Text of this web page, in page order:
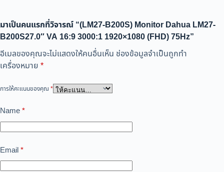
มาเป็นคนแรกที่วิจารณ์ “(LM27-B200S) Monitor Dahua LM27-
B200S27.0″ VA 16:9 3000:1 1920×1080 (FHD) 75Hz”
อีเมลของคุณจะไม่แสดงให้คนอื่นเห็น ช่องข้อมูลจำเป็นถูกทำ
เครื่องหมาย *
การให้คะแนนของคุณ *
Name*
Email*